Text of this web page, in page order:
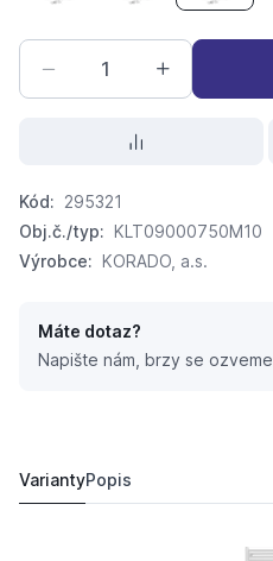
Kód: 295321
Obj.č./typ: KLT09000750M10
Výrobce: KORADO, a.s.
Máte dotaz?
Napište nám, brzy se ozveme
VariantyPopis